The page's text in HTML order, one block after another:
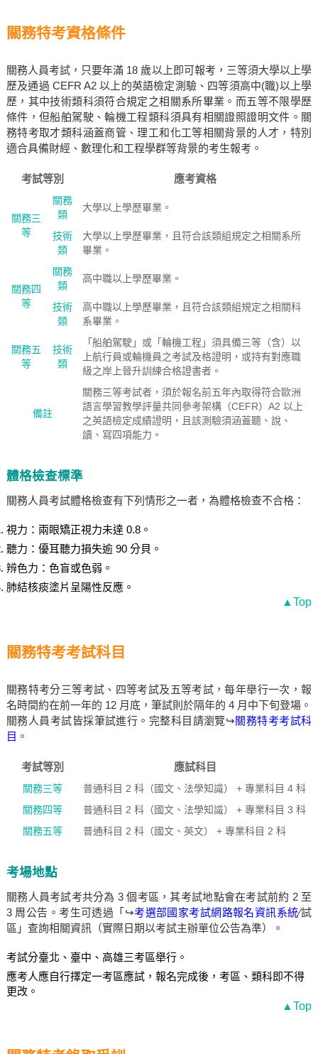
關務特考資格條件
關務人員考試，只要年滿 18 歲以上即可報考，三等須大學以上學
歷及通過 CEFR A2 以上的英語檢定測驗、四等須高中(職)以上學
歷，其中技術類科須符合規定之相關系所畢業。而五等不限學歷
條件，但船舶駕駛、輪機工程類科須具有相關證照證明文件。關
務特考取才類科涵蓋商管、理工和化工等相關背景的人才，特別
適合具備財經、數理化和工程學群等背景的考生報考。
考試等別 應考資格
關務三
等
關務
類
大學以上學歷畢業。
技術
類
大學以上學歷畢業，且符合該類組規定之相關系所
畢業。
關務四
等
關務
類
高中職以上學歷畢業。
技術
類
高中職以上學歷畢業，且符合該類組規定之相關科
系畢業。
關務五
等
技術
類
「船舶駕駛」或「輪機工程」須具備三等（含）以
上航行員或輪機員之考試及格證明，或持有對應職
級之岸上晉升訓練合格證書者。
備註
關務三等考試者，須於報名前五年內取得符合歐洲
語言學習教學評量共同參考架構（CEFR）A2 以上
之英語檢定成績證明，且該測驗須涵蓋聽、說、
讀、寫四項能力。
體格檢查標準
關務人員考試體格檢查有下列情形之一者，為體格檢查不合格：
視力：兩眼矯正視力未達 0.8。
聽力：優耳聽力損失逾 90 分貝。
辨色力：色盲或色弱。
肺結核痰塗片呈陽性反應。
▲Top
關務特考考試科目
關務特考分三等考試、四等考試及五等考試，每年舉行一次，報
名時間約在前一年的 12 月底，筆試則於隔年的 4 月中下旬登場。
關務人員考試皆採筆試進行。完整科目請瀏覽↪關務特考考試科
目 。
考試等別 應試科目
關務三等
普通科目 2 科（國文、法學知識） + 專業科目 4 科
關務四等
普通科目 2 科（國文、法學知識） + 專業科目 3 科
關務五等
普通科目 2 科（國文、英文） + 專業科目 2 科
考場地點
關務人員考試考共分為 3 個考區，其考試地點會在考試前約 2 至
3 周公告。考生可透過「↪考選部國家考試網路報名資訊系統∕試
區」查詢相關資訊（實際日期以考試主辦單位公告為準）。
考試分臺北、臺中、高雄三考區舉行。
應考人應自行擇定一考區應試，報名完成後，考區、類科即不得
更改。
▲Top